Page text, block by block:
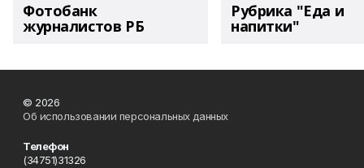
Фотобанк
журналистов РБ
Рубрика "Еда и
напитки"
© 2026
Об использовании персональных данных
Телефон
(34751)31326